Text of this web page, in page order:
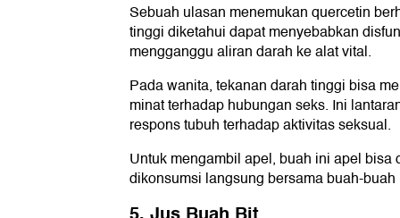
Sebuah ulasan menemukan quercetin
tinggi diketahui dapat menyebabkan
mengganggu aliran darah ke alat vital.
Pada wanita, tekanan darah tinggi bisa
minat terhadap hubungan seks. Ini
respons tubuh terhadap aktivitas seksual.
Untuk mengambil apel, buah ini apel
dikonsumsi langsung bersama buah-